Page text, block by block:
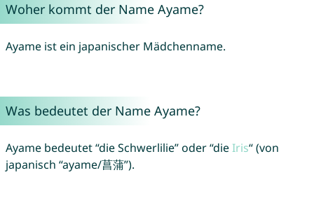
Woher kommt der Name Ayame?
Ayame ist ein japanischer Mädchenname.
Was bedeutet der Name Ayame?
Ayame bedeutet “die Schwerlilie” oder “dieIris“ (von
japanisch “ayame/菖蒲”).